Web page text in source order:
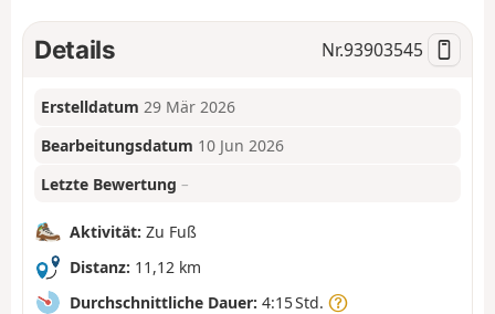
Details Nr.93903545
Erstelldatum 29 Mär 2026
Bearbeitungsdatum 10 Jun 2026
Letzte Bewertung –
Aktivität: Zu Fuß
Distanz: 11,12 km
Durchschnittliche Dauer: 4:15 Std.